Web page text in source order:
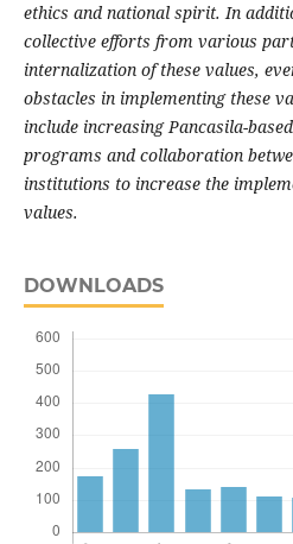
ethics and national spirit. In
collective efforts from various
internalization of these values,
obstacles in implementing these
include increasing Pancasila-
programs and collaboration
institutions to increase the
values.
DOWNLOADS